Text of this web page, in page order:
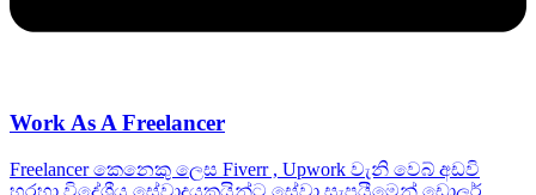
Work As A Freelancer
Freelancer කෙනෙකු ලෙස Fiverr , Upwork වැනි වෙබ් අඩවි
හරහා විදේශීය සේවාදයකයින්ට සේවා සැපයීමෙන් ඩොලර්